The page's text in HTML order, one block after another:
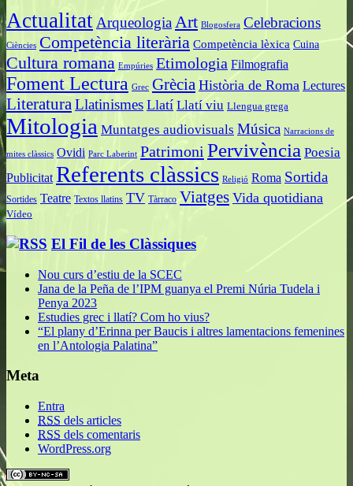
ActualitatArqueologiaArt Blogosfera Celebracions
Ciències Competència literària Competència lèxica Cuina
Cultura romana Empúries Etimologia Filmografia
Foment Lectura Grec Grècia Història de Roma Lectures
Literatura Llatinismes Llatí Llatí viu Llengua grega
Mitologia Muntatges audiovisuals Música Narracions de
mites clàssics Ovidi Parc Laberint Patrimoni Pervivència Poesia
Publicitat Referents clàssics Religió Roma Sortida
Sortides Teatre Textos llatins TV Tàrraco Viatges Vida quotidiana
Vídeo
El Fil de les Clàssiques
Nou curs d’estiu de la SCEC
Jana de la Peña de l’IPM guanya el Premi Núria Tudela i
Penya 2023
Estudies grec i llatí? Com ho vius?
“El plany d’Erinna per Baucis i altres lamentacions femenines
en l’Antologia Palatina”
Meta
Entra
RSS dels articles
RSS dels comentaris
WordPress.org